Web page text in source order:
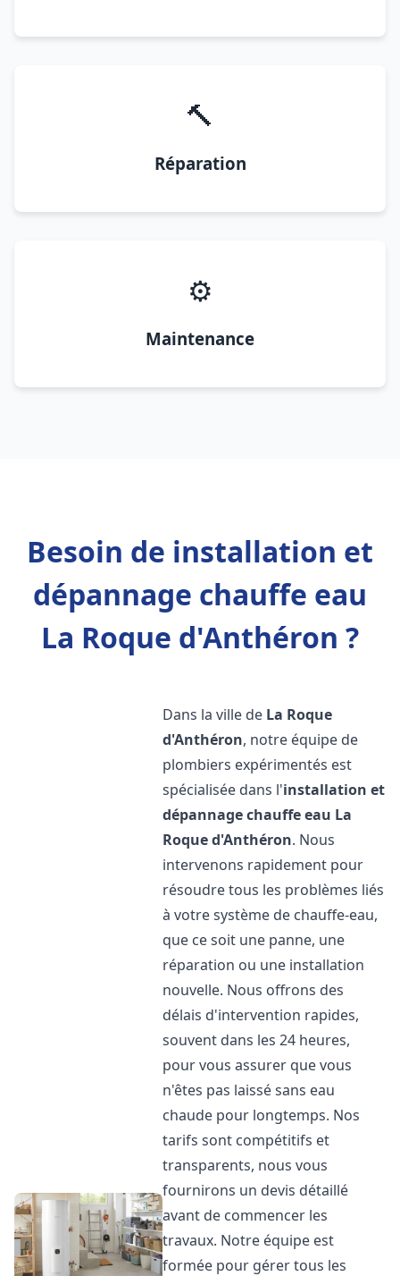
🔨
Réparation
⚙️
Maintenance
Besoin de installation et
dépannage chauffe eau
La Roque d'Anthéron ?
Dans la ville de La Roque
d'Anthéron, notre équipe de
plombiers expérimentés est
spécialisée dans l'installation et
dépannage chauffe eau La
Roque d'Anthéron. Nous
intervenons rapidement pour
résoudre tous les problèmes liés
à votre système de chauffe-eau,
que ce soit une panne, une
réparation ou une installation
nouvelle. Nous offrons des
délais d'intervention rapides,
souvent dans les 24 heures,
pour vous assurer que vous
n'êtes pas laissé sans eau
chaude pour longtemps. Nos
tarifs sont compétitifs et
transparents, nous vous
fournirons un devis détaillé
avant de commencer les
travaux. Notre équipe est
formée pour gérer tous les